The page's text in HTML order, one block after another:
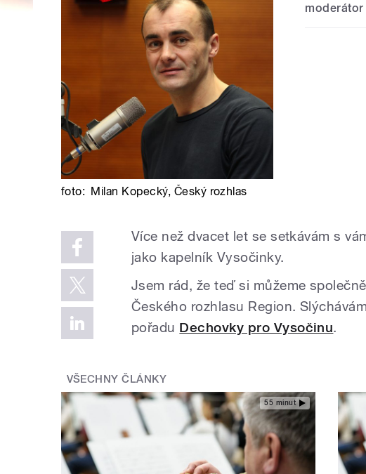
moderátor
foto: Milan Kopecký, Český rozhlas
Více než dvacet let se setkávám s
jako kapelník Vysočinky.
Jsem rád, že teď si můžeme
Českého rozhlasu Region.
pořadu Dechovky pro Vysočinu.
VŠECHNY ČLÁNKY
55 minut